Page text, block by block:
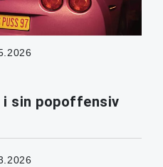
i sin popoffensiv